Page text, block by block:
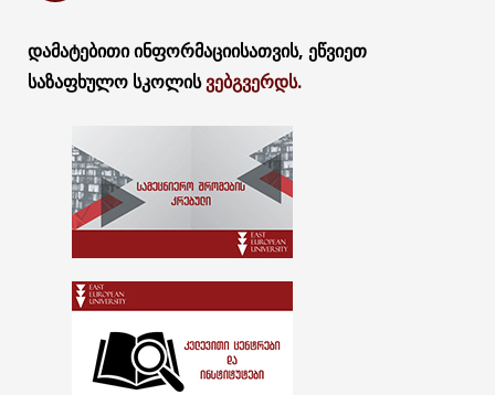
დამატებითი ინფორმაციისათვის, ეწვიეთ
საზაფხულო სკოლისვებგვერდს.